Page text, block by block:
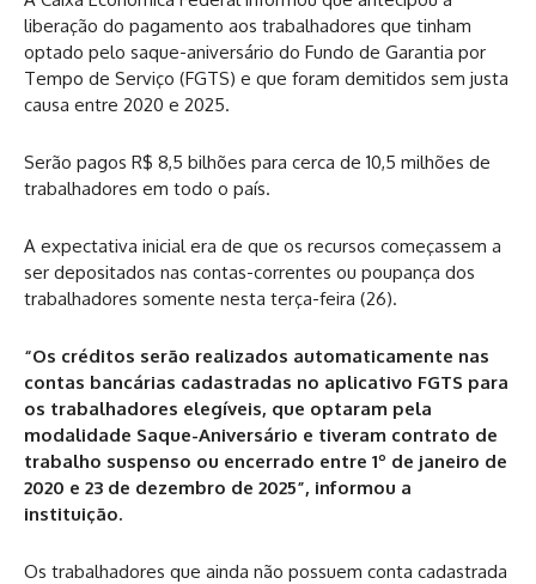
liberação do pagamento aos trabalhadores que tinham
optado pelo saque-aniversário do Fundo de Garantia por
Tempo de Serviço (FGTS) e que foram demitidos sem justa
causa entre 2020 e 2025.
Serão pagos R$ 8,5 bilhões para cerca de 10,5 milhões de
trabalhadores em todo o país.
A expectativa inicial era de que os recursos começassem a
ser depositados nas contas-correntes ou poupança dos
trabalhadores somente nesta terça-feira (26).
“Os créditos serão realizados automaticamente nas
contas bancárias cadastradas no aplicativo FGTS para
os trabalhadores elegíveis, que optaram pela
modalidade Saque-Aniversário e tiveram contrato de
trabalho suspenso ou encerrado entre 1º de janeiro de
2020 e 23 de dezembro de 2025”, informou a
instituição.
Os trabalhadores que ainda não possuem conta cadastrada